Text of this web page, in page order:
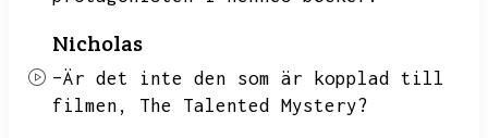
Nicholas
–Är det inte den som är kopplad till
filmen,
The Talented Mystery?